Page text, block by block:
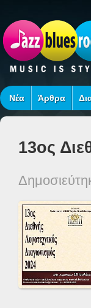
Νέα Άρθρα
13ος